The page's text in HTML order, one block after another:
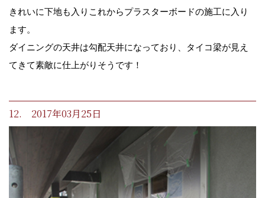
きれいに下地も入りこれからプラスターボードの施工に入り
ます。
ダイニングの天井は勾配天井になっており、タイコ梁が見え
てきて素敵に仕上がりそうです！
12. 2017年03月25日